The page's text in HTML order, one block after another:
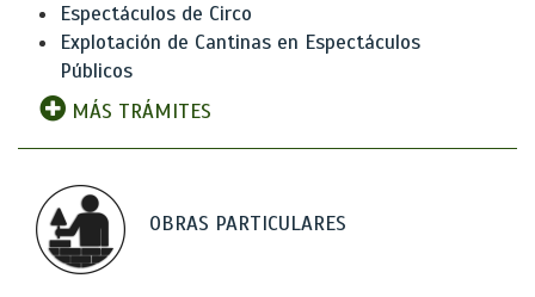
Espectáculos de Circo
Explotación de Cantinas en Espectáculos
Públicos
MÁS TRÁMITES
OBRAS PARTICULARES